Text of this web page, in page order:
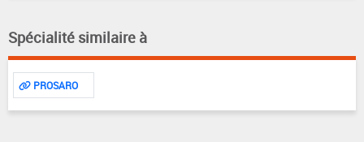
Spécialité similaire à
PROSARO